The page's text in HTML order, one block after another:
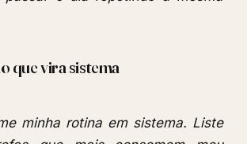
que vira sistema
minha rotina em sistema. Liste